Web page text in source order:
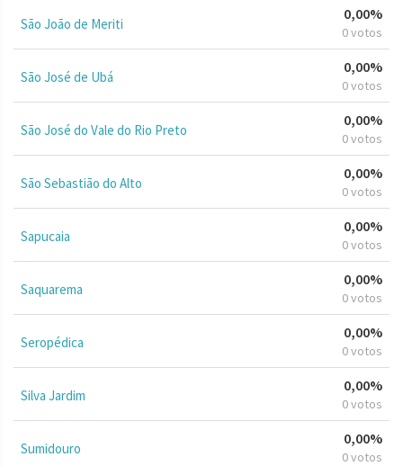
São João de Meriti
0,00%
0 votos
São José de Ubá
0,00%
0 votos
São José do Vale do Rio Preto
0,00%
0 votos
São Sebastião do Alto
0,00%
0 votos
Sapucaia
0,00%
0 votos
Saquarema
0,00%
0 votos
Seropédica
0,00%
0 votos
Silva Jardim
0,00%
0 votos
Sumidouro
0,00%
0 votos